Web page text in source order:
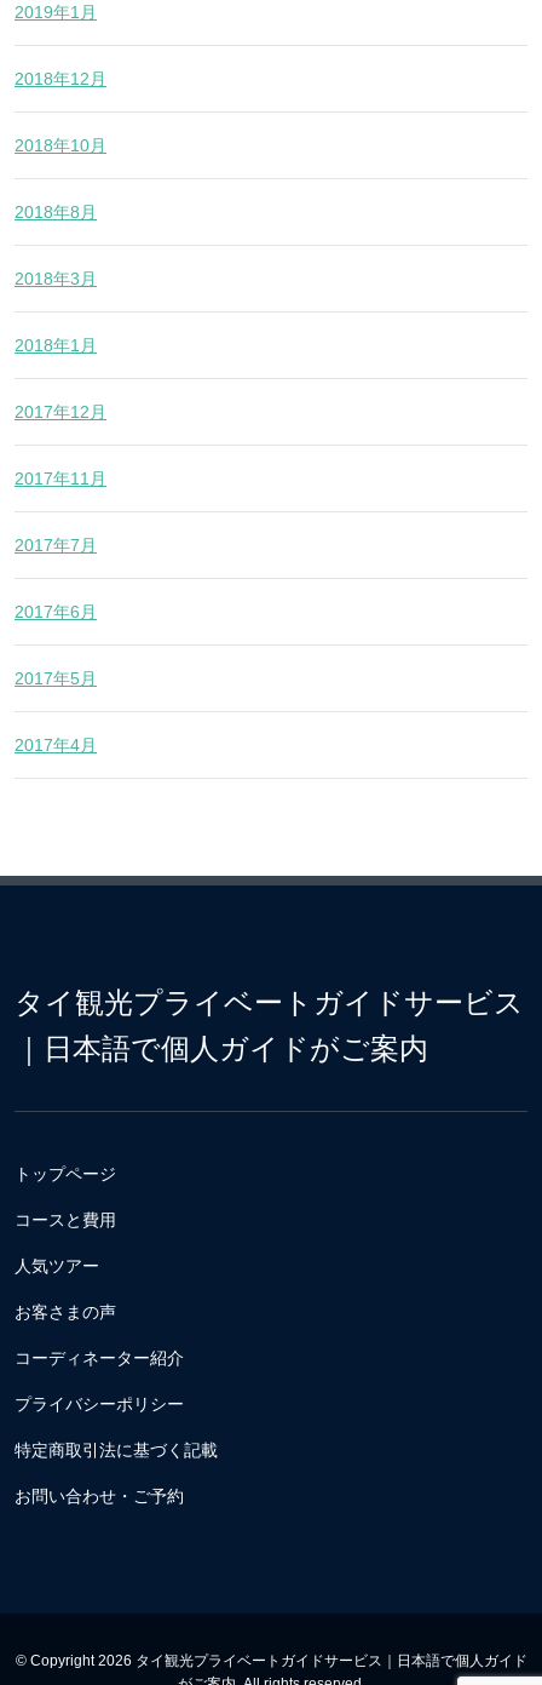
2019年1月
2018年12月
2018年10月
2018年8月
2018年3月
2018年1月
2017年12月
2017年11月
2017年7月
2017年6月
2017年5月
2017年4月
タイ観光プライベートガイドサービス
｜日本語で個人ガイドがご案内
トップページ
コースと費用
人気ツアー
お客さまの声
コーディネーター紹介
プライバシーポリシー
特定商取引法に基づく記載
お問い合わせ・ご予約
© Copyright 2026 タイ観光プライベートガイドサービス｜日本語で個人ガイド